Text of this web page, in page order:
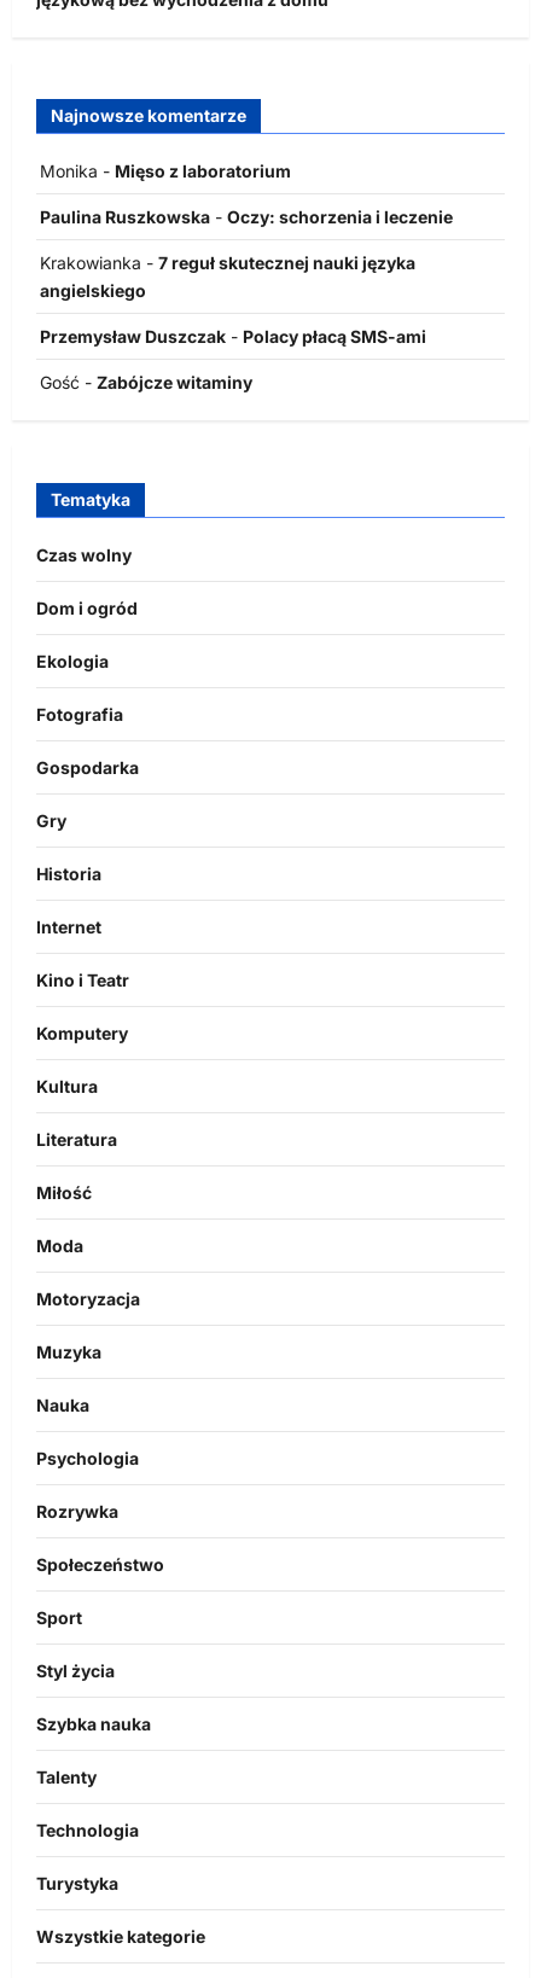
Najnowsze komentarze
Monika - Mięso z laboratorium
Paulina Ruszkowska - Oczy: schorzenia i leczenie
Krakowianka - 7 reguł skutecznej nauki języka
angielskiego
Przemysław Duszczak - Polacy płacą SMS-ami
Gość - Zabójcze witaminy
Tematyka
Czas wolny
Dom i ogród
Ekologia
Fotografia
Gospodarka
Gry
Historia
Internet
Kino i Teatr
Komputery
Kultura
Literatura
Miłość
Moda
Motoryzacja
Muzyka
Nauka
Psychologia
Rozrywka
Społeczeństwo
Sport
Styl życia
Szybka nauka
Talenty
Technologia
Turystyka
Wszystkie kategorie